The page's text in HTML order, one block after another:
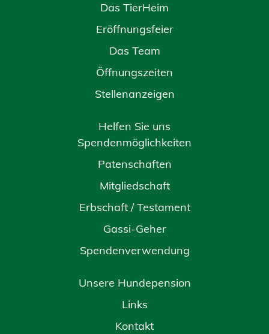
Das TierHeim
Eröffnungsfeier
Das Team
Öffnungszeiten
Stellenanzeigen
Helfen Sie uns
Spendenmöglichkeiten
Patenschaften
Mitgliedschaft
Erbschaft / Testament
Gassi-Geher
Spendenverwendung
Unsere Hundepension
Links
Kontakt